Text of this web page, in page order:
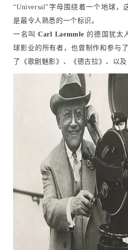
“Universal”字母围绕着一个地球，
是最令人熟悉的一个标识。
一名叫 Carl Laemmle 的德国犹太
球影业的所有者，也曾制作和参与
了《歌剧魅影》、《德古拉》、以